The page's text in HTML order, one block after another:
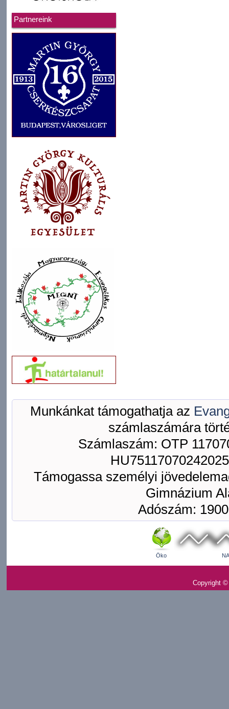
Partnereink
Munkánkat támogathatja az
számlaszámára
Számlaszám: OTP
Támogassa személyi
Gimnázium
Adószám:
Öko
Copyright